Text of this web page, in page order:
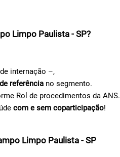
Limpo Paulista - SP?
internação –,
referência no segmento.
Rol de procedimentos da ANS.
com e sem coparticipação!
Limpo Paulista - SP